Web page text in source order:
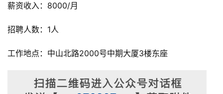
薪资收入：8000/月
招聘人数：1人
工作地点：中山北路2000号中期大厦3楼东座